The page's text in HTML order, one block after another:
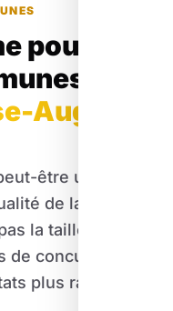
pour les
Augès
être une
de la
la taille du
de concurrence
plus rapides.